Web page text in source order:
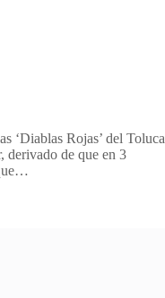
‘Diablas Rojas’ del Toluca
derivado de que en 3